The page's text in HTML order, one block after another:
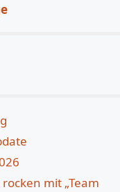
mit „Team